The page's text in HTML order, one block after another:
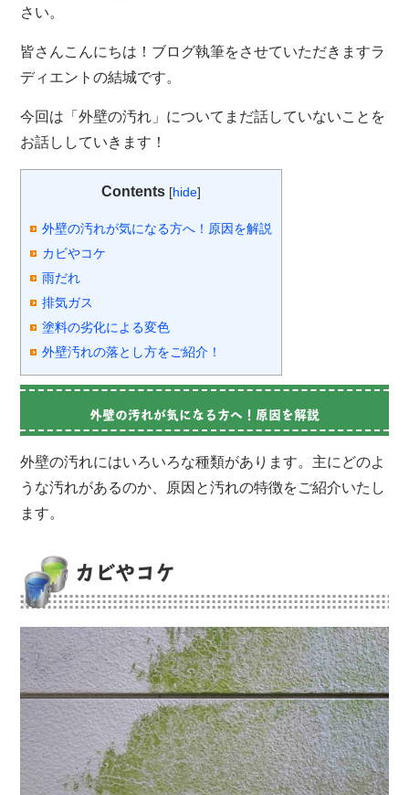
さい。
皆さんこんにちは！ブログ執筆をさせていただきますラ
ディエントの結城です。
今回は「外壁の汚れ」についてまだ話していないことを
お話ししていきます！
Contents [hide]
外壁の汚れが気になる方へ！原因を解説
カビやコケ
雨だれ
排気ガス
塗料の劣化による変色
外壁汚れの落とし方をご紹介！
外壁の汚れが気になる方へ！原因を解説
外壁の汚れにはいろいろな種類があります。主にどのよ
うな汚れがあるのか、原因と汚れの特徴をご紹介いたし
ます。
カビやコケ